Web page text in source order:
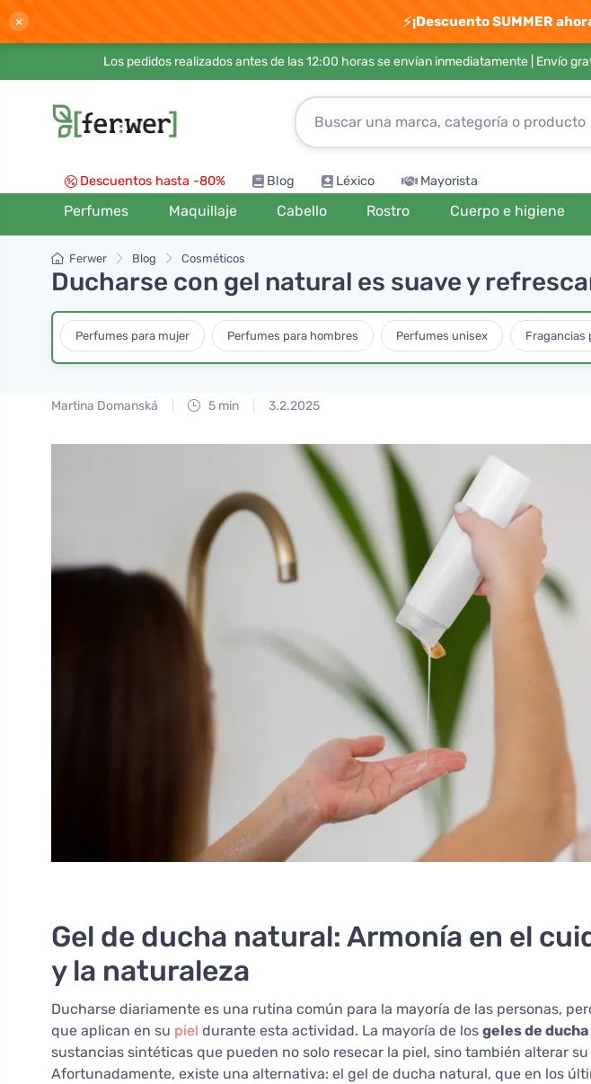
× ⚡¡Descuento SUMMER
Los pedidos realizados antes de las 12:00 horas se envían inmediatamente | Envío
Descuentos hasta -80% Blog Léxico Mayorista
Perfumes Maquillaje Cabello Rostro Cuerpo e higiene
Ferwer Blog Cosméticos
Ducharse con gel natural es suave y
Perfumes para mujer Perfumes para hombres Perfumes unisex Fragancias
Martina Domanská 5 min 3.2.2025
Gel de ducha natural: Armonía en el
y la naturaleza
Ducharse diariamente es una rutina común para la mayoría de las personas,
que aplican en su piel durante esta actividad. La mayoría de los geles de
sustancias sintéticas que pueden no solo resecar la piel, sino también alterar
Afortunadamente, existe una alternativa: el gel de ducha natural, que en los